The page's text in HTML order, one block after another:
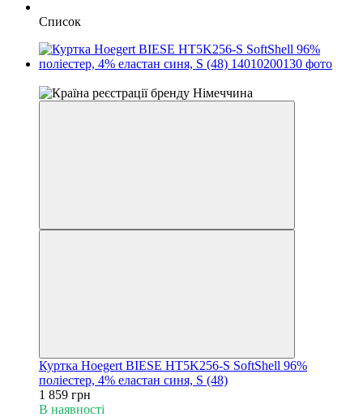
Список
Куртка Hoegert BIESE HT5K256-S SoftShell 96%
поліестер, 4% еластан синя, S (48)
1 859 грн
В наявності